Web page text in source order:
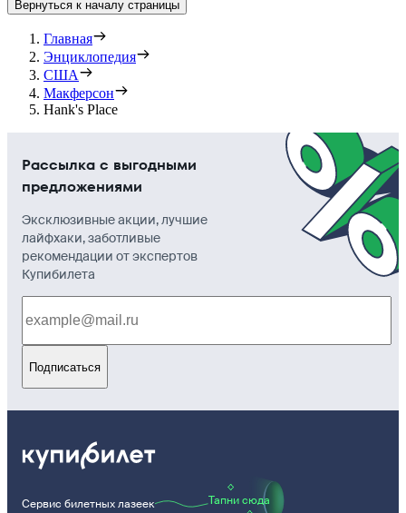
Вернуться к началу страницы
Главная
Энциклопедия
США
Макферсон
Hank's Place
Рассылка с выгодными
предложениями
Эксклюзивные акции, лучшие
лайфхаки, заботливые
рекомендации от экспертов
Купибилета
Подписаться
Сервис билетных лазеек Тапни сюда